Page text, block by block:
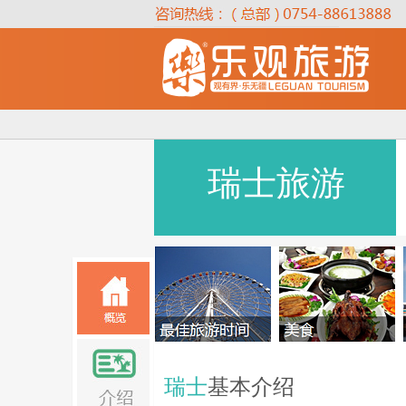
瑞士旅游
瑞士基本介绍